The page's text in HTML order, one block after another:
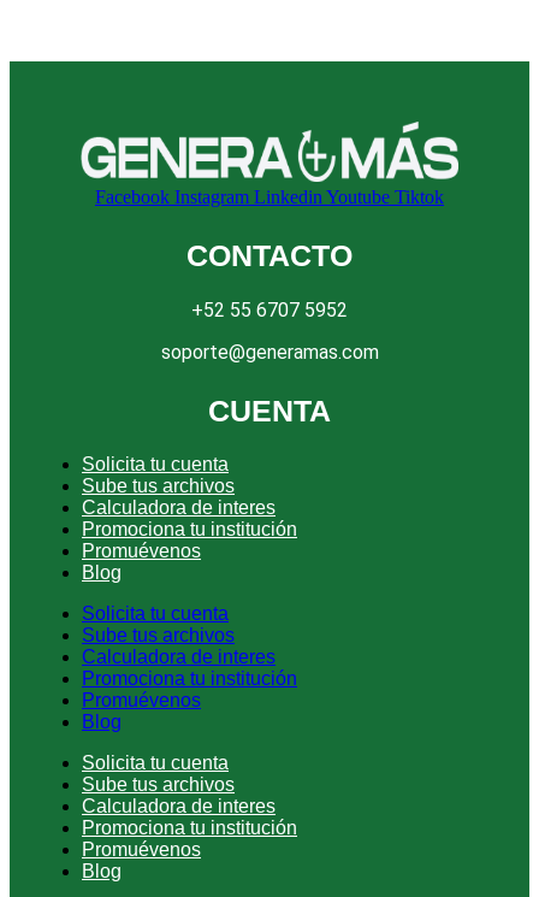
Facebook Instagram LinkedinYoutube Tiktok
CONTACTO
+52 55 6707 5952
soporte@generamas.com
CUENTA
Solicita tu cuenta
Sube tus archivos
Calculadora de interes
Promociona tu institución
Promuévenos
Blog
Solicita tu cuenta
Sube tus archivos
Calculadora de interes
Promociona tu institución
Promuévenos
Blog
Solicita tu cuenta
Sube tus archivos
Calculadora de interes
Promociona tu institución
Promuévenos
Blog